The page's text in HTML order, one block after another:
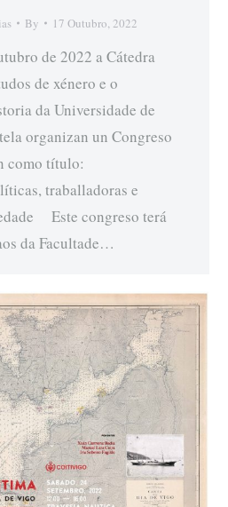
By 17 Outubro, 2022
de 2022 a Cátedra
de xénero e o
da Universidade de
organizan un Congreso
como título:
traballadoras e
Este congreso terá
da Facultade…